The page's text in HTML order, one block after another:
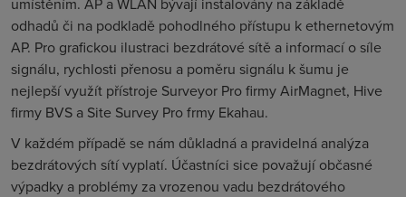
odhadů či na podkladě pohodlného přístupu k ethernetovým
AP. Pro grafickou ilustraci bezdrátové sítě a informací o síle
signálu, rychlosti přenosu a poměru signálu k šumu je
nejlepší využít přístroje Surveyor Pro firmy AirMagnet, Hive
firmy BVS a Site Survey Pro frmy Ekahau.
V každém případě se nám důkladná a pravidelná analýza
bezdrátových sítí vyplatí. Účastníci sice považují občasné
výpadky a problémy za vrozenou vadu bezdrátového